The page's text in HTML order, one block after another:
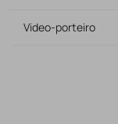
Video-porteiro